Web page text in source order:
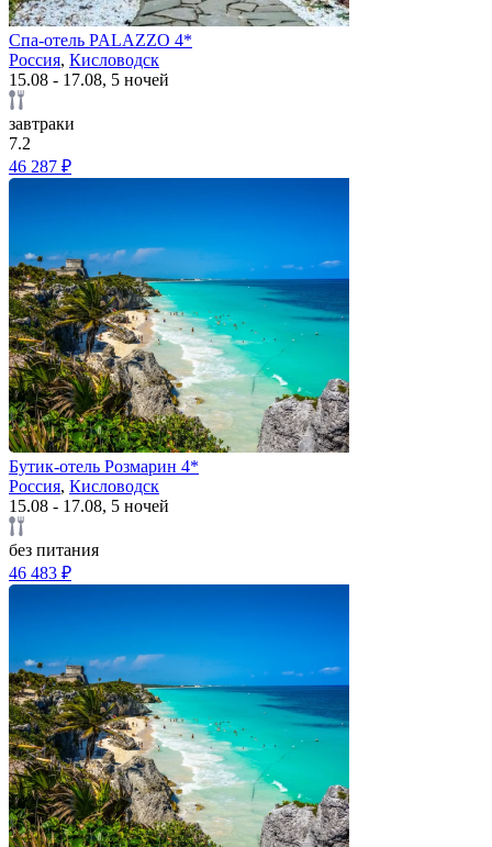
Спа-отель PALAZZO 4*
Россия, Кисловодск
15.08 - 17.08, 5 ночей
завтраки
7.2
46 287 ₽
Бутик-отель Розмарин 4*
Россия, Кисловодск
15.08 - 17.08, 5 ночей
без питания
46 483 ₽